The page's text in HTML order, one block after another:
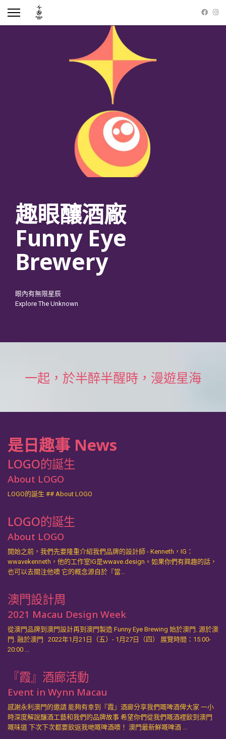
趣眼釀酒廠
Funny Eye
Brewery
眼內有無限星辰
Explore The Unknown
一起，於半醉半醒時，漫遊星海
是日趣事 News
LOGO的誕生
About LOGO
LOGO的誕生 ## About LOGO
LOGO的誕生
About LOGO
開始之前，我們先要隆重介紹我們品牌的設計師 - Kenneth，IG：
wwavekenneth，他的工作室IG是wwave.design。如果你們有興趣的話，
也可以去關注他噢 它的概念源自於『當...
澳門設計周
2021 Macau Design Week
從澳門品牌到澳門設計再到澳門製造 Funny Eye Brewing 始於澳門. 源於澳
門. 融於澳門 2022年1月21日（五）- 1月27日（四） 展覽時間：15:00-
20:00 ...
『霞』酒廊活動
Event in Wynn Macau
感謝永利澳門的邀請 能夠有幸到『霞』酒廊分享我們嘅啤酒俾大家 一小
時深度解說釀酒工藝和我們的品牌故事 希望你們從我們嘅酒裡飲到澳門
嘅味道 下次下次都要飲返我哋嘅啤酒噢！ 澳門最新鮮嘅啤酒 ...
2022-
解鎖『趣眼釀酒廠』
Brewery Tour